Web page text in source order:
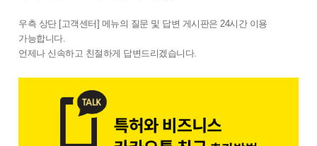
우측 상단 [고객센터] 메뉴의 질문 및 답변 게시판은 24시간 이용
가능합니다.
언제나 신속하고 친절하게 답변드리겠습니다.